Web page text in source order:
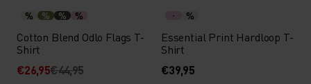
% % % %
Cotton Blend Odlo Flags T-
Shirt
€26,95€44,95
%
Essential Print Hardloop T-
Shirt
€39,95